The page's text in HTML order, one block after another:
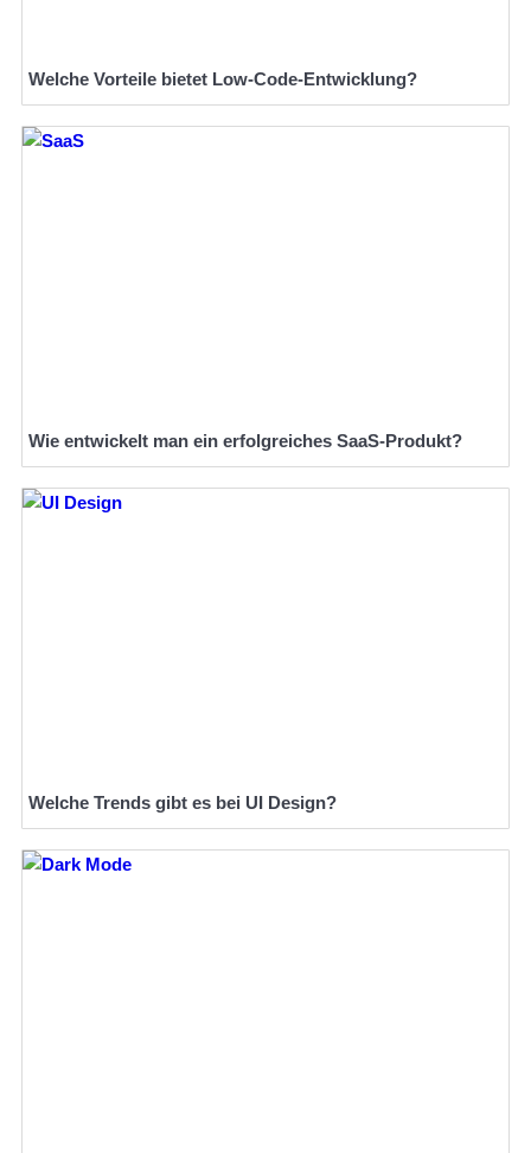
Welche Vorteile bietet Low-Code-Entwicklung?
Wie entwickelt man ein erfolgreiches SaaS-Produkt?
Welche Trends gibt es bei UI Design?